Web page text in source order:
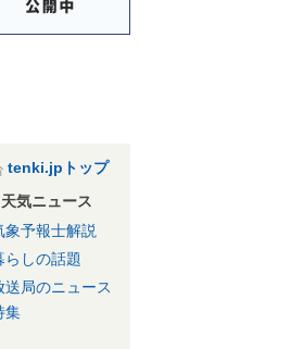
tenki.jpトップ
天気ニュース
象予報士解説
らしの話題
送局のニュース
集